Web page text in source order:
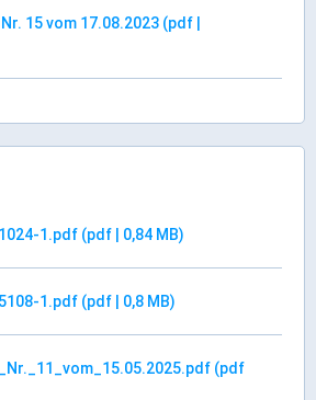
& Verwaltung
Oberbürgermeister
& Sitzungen
& Bekanntmachungen
Stellenangebote
Wahlen
15 vom 17.08.2023 (pdf |
1.pdf (pdf | 0,84 MB)
1.pdf (pdf | 0,8 MB)
(pdf